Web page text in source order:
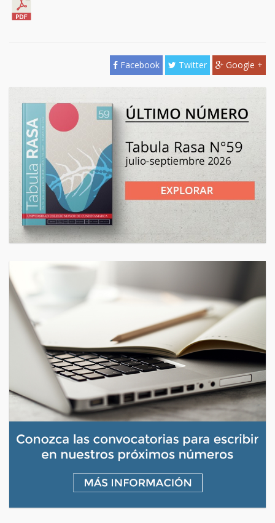
Facebook Twitter Google +